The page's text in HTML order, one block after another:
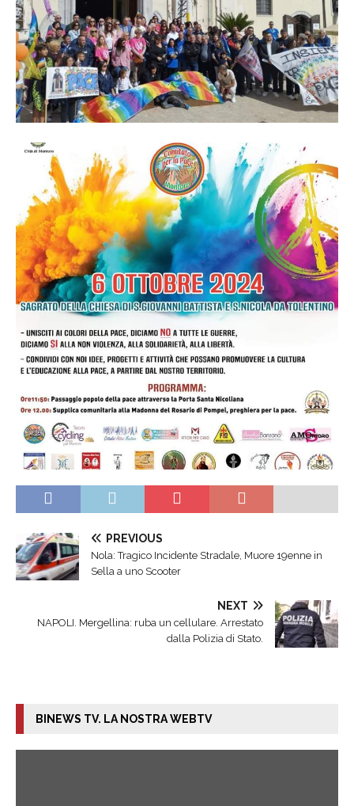
PREVIOUS
Nola: Tragico Incidente Stradale, Muore 19enne in
Sella a uno Scooter
NEXT
NAPOLI. Mergellina: ruba un cellulare. Arrestato
dalla Polizia di Stato.
BINEWS TV. LA NOSTRA WEBTV